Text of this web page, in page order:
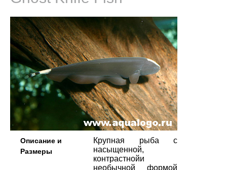
Описание и
Размеры
Крупная рыба с
насыщенной,
контрастнойи
необычной формой